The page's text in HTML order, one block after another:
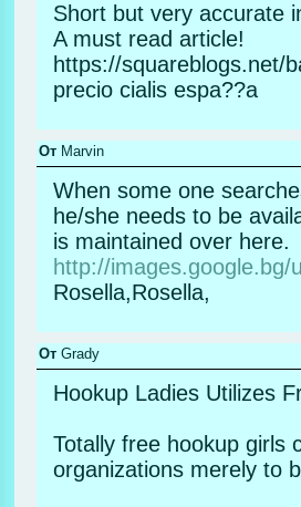
Short but very accurate
A must read article!
https://squareblogs.net/
precio cialis espa??a
От Marvin
When some one
he/she needs to be
is maintained over here.
http://
Rosella,Rosella,
От Grady
Hookup Ladies Utilizes
Totally free hookup girls
organizations merely to